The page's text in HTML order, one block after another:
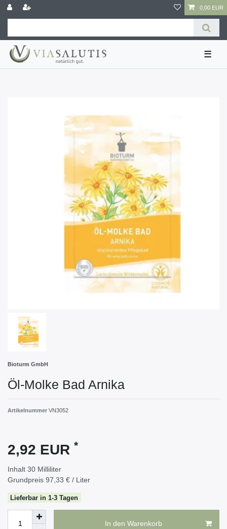
0,00 EUR
☰
Bioturm GmbH
Öl-Molke Bad Arnika
Artikelnummer VN3052
2,92 EUR *
Inhalt 30 Milliliter
Grundpreis 97,33 € / Liter
Lieferbar in 1-3 Tagen
In den Warenkorb